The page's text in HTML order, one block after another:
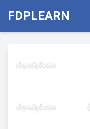
FDPLEARN